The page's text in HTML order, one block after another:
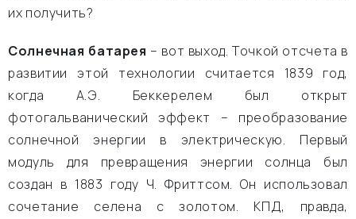
их получить?
Солнечная батарея – вот выход. Точкой отсчета в
развитии этой технологии считается 1839 год,
когда А.Э. Беккерелем был открыт
фотогальванический эффект – преобразование
солнечной энергии в электрическую. Первый
модуль для превращения энергии солнца был
создан в 1883 году Ч. Фриттсом. Он использовал
сочетание селена с золотом. КПД, правда,